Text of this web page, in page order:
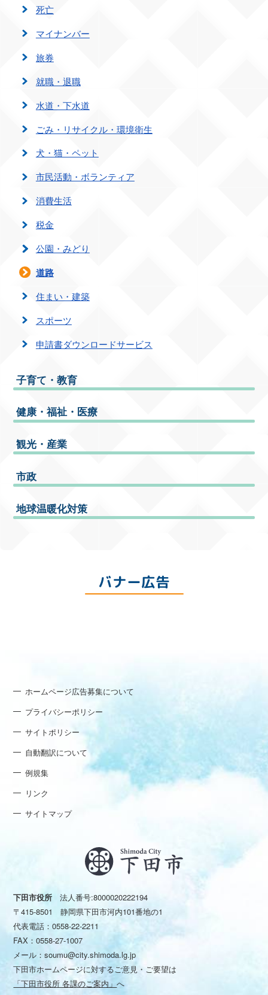
死亡
マイナンバー
旅券
就職・退職
水道・下水道
ごみ・リサイクル・環境衛生
犬・猫・ペット
市民活動・ボランティア
消費生活
税金
公園・みどり
道路
住まい・建築
スポーツ
申請書ダウンロードサービス
子育て・教育
健康・福祉・医療
観光・産業
市政
地球温暖化対策
バナー広告
ホームページ広告募集について
プライバシーポリシー
サイトポリシー
自動翻訳について
例規集
リンク
サイトマップ
下田市役所 法人番号:8000020222194
〒415-8501 静岡県下田市河内101番地の1
代表電話：0558-22-2211
FAX：0558-27-1007
メール：soumu@city.shimoda.lg.jp
下田市ホームページに対するご意見・ご要望は
「下田市役所 各課のご案内」へ